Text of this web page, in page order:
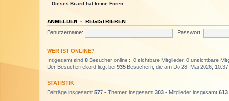
Dieses Board hat keine Foren.
ANMELDEN • REGISTRIEREN
Benutzername:
Passwort:
WER IST ONLINE?
Insgesamt sind 8 Besucher online :: 0 sichtbare Mitglieder, 0 unsichtbare
Der Besucherrekord liegt bei 935 Besuchern, die am Do 28. Mai 2026,
STATISTIK
Beiträge insgesamt 577 • Themen insgesamt 303 • Mitglieder insgesamt 613